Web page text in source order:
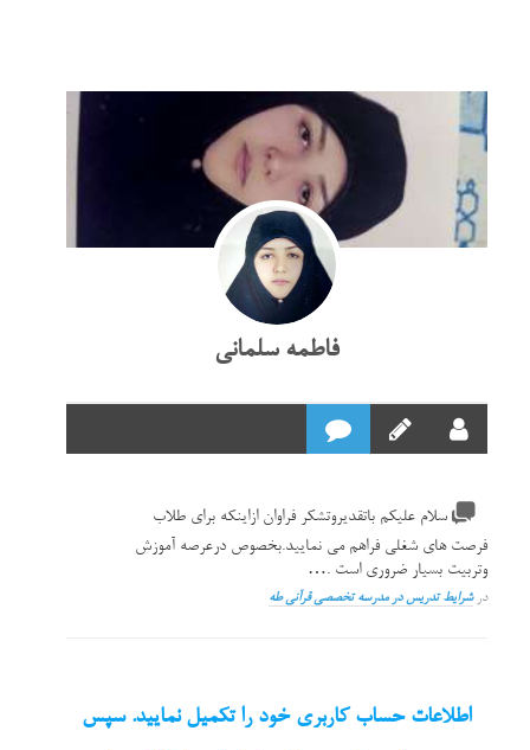
فاطمه سلمانی
سلام علیکم باتقدیروتشکر فراوان ازاینکه برای طلاب
فرصت های شغلی فراهم می نمایید.بخصوص درعرصه آموزش
وتربیت بسیار ضروری است .…
درشرایط تدریس در مدرسه تخصصی قرآنی طه
اطلاعات حساب کاربری خود را تکمیل نمایید. سپس